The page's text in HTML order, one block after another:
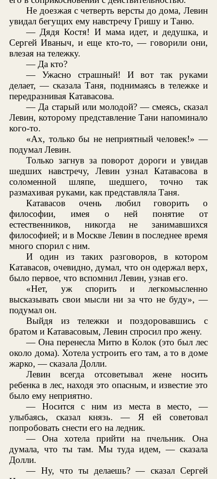
Не доезжая с четверть версты до дома, Левин
увидал бегущих ему навстречу Гришу и Таню.
— Дядя Костя! И мама идет, и дедушка, и
Сергей Иваныч, и еще кто-то, — говорили они,
влезая на тележку.
— Да кто?
— Ужасно страшный! И вот так руками
делает, — сказала Таня, поднимаясь в тележке и
передразнивая Катавасова.
— Да старый или молодой? — смеясь, сказал
Левин, которому представление Тани напоминало
кого-то.
«Ах, только бы не неприятный человек!» —
подумал Левин.
Только загнув за поворот дороги и увидав
шедших навстречу, Левин узнал Катавасова в
соломенной шляпе, шедшего, точно так
размахивая руками, как представляла Таня.
Катавасов очень любил говорить о
философии, имея о ней понятие от
естественников, никогда не занимавшихся
философией; и в Москве Левин в последнее время
много спорил с ним.
И один из таких разговоров, в котором
Катавасов, очевидно, думал, что он одержал верх,
было первое, что вспомнил Левин, узнав его.
«Нет, уж спорить и легкомысленно
высказывать свои мысли ни за что не буду», —
подумал он.
Выйдя из тележки и поздоровавшись с
братом и Катавасовым, Левин спросил про жену.
— Она перенесла Митю в Колок (это был лес
около дома). Хотела устроить его там, а то в доме
жарко, — сказала Долли.
Левин всегда отсоветывал жене носить
ребенка в лес, находя это опасным, и известие это
было ему неприятно.
— Носится с ним из места в место, —
улыбаясь, сказал князь. — Я ей советовал
попробовать снести его на ледник.
— Она хотела прийти на пчельник. Она
думала, что ты там. Мы туда идем, — сказала
Долли.
— Ну, что ты делаешь? — сказал Сергей